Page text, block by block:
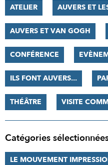
ATELIER AUVERS ET
AUVERS ET VAN GOGH
CONFÉRENCE
ILS FONT AUVERS...
THÉÂTRE VISITE
Catégories
LE MOUVEMENT